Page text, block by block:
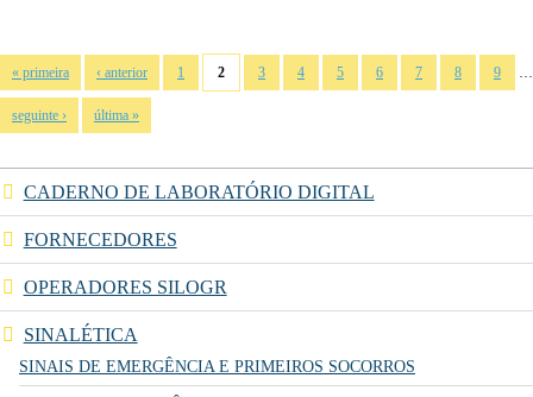
Páginas
« primeira ‹ anterior 1 2 3 4 5 6 7 8 9
seguinte › última »
CADERNO DE LABORATÓRIO DIGITAL
FORNECEDORES
OPERADORES SILOGR
SINALÉTICA
SINAIS DE EMERGÊNCIA E PRIMEIROS SOCORROS